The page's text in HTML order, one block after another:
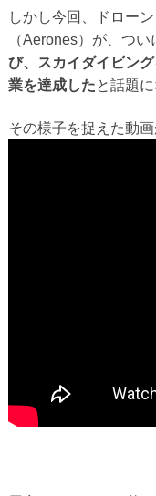
しかし今回、ドロー
（Aerones）が、つい
び、スカイダイビン
業を達成したと話題
その様子を捉えた動画